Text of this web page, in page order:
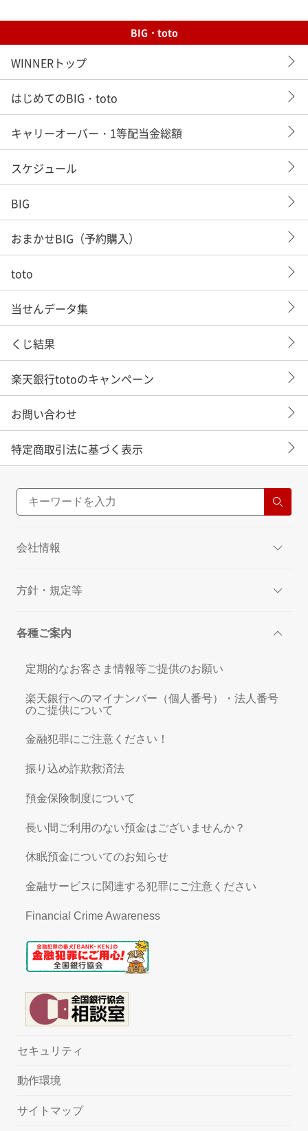
BIG・toto
WINNERトップ
はじめてのBIG・toto
キャリーオーバー・1等配当金総額
スケジュール
BIG
おまかせBIG（予約購入）
toto
当せんデータ集
くじ結果
楽天銀行totoのキャンペーン
お問い合わせ
特定商取引法に基づく表示
会社情報
方針・規定等
各種ご案内
定期的なお客さま情報等ご提供のお願い
楽天銀行へのマイナンバー（個人番号）・法人番号
のご提供について
金融犯罪にご注意ください！
振り込め詐欺救済法
預金保険制度について
長い間ご利用のない預金はございませんか？
休眠預金についてのお知らせ
金融サービスに関連する犯罪にご注意ください
Financial Crime Awareness
セキュリティ
動作環境
サイトマップ